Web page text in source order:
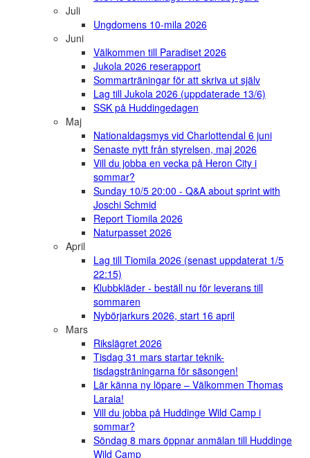
Juli
Ungdomens 10-mila 2026
Juni
Välkommen till Paradiset 2026
Jukola 2026 reserapport
Sommarträningar för att skriva ut själv
Lag till Jukola 2026 (uppdaterade 13/6)
SSK på Huddingedagen
Maj
Nationaldagsmys vid Charlottendal 6 juni
Senaste nytt från styrelsen, maj 2026
Vill du jobba en vecka på Heron City i
sommar?
Sunday 10/5 20:00 - Q&A about sprint with
Joschi Schmid
Report Tiomila 2026
Naturpasset 2026
April
Lag till Tiomila 2026 (senast uppdaterat 1/5
22:15)
Klubbkläder - beställ nu för leverans till
sommaren
Nybörjarkurs 2026, start 16 april
Mars
Rikslägret 2026
Tisdag 31 mars startar teknik-
tisdagsträningarna för säsongen!
Lär känna ny löpare – Välkommen Thomas
Laraia!
Vill du jobba på Huddinge Wild Camp i
sommar?
Söndag 8 mars öppnar anmälan till Huddinge
Wild Camp